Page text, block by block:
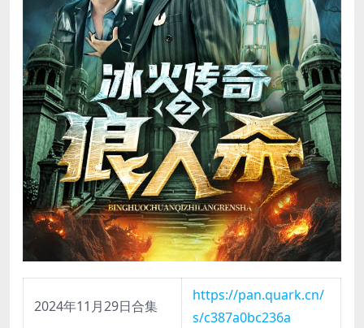
2024年11月29日合集
https://pan.quark.cn/
s/c387a0bc236a